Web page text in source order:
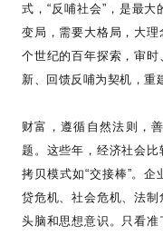
式， “反哺社会” ，是最
变局，需要大格局，大
个世纪的百年探索，审时
新、回馈反哺为契机，重
财富，遵循自然法则，
题。这些年，经济社会比
拷贝模式如“交接棒”。企
贷危机、社会危机、法
头脑和思想意识。只看准